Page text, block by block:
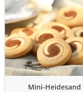
Mini-Heidesand